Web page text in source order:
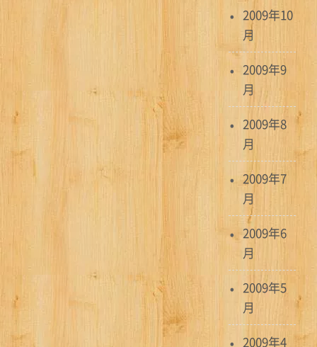
2009年10
月
2009年9
月
2009年8
月
2009年7
月
2009年6
月
2009年5
月
2009年4